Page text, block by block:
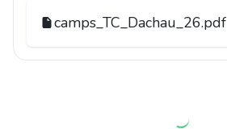
camps_TC_Dachau_26.pdf